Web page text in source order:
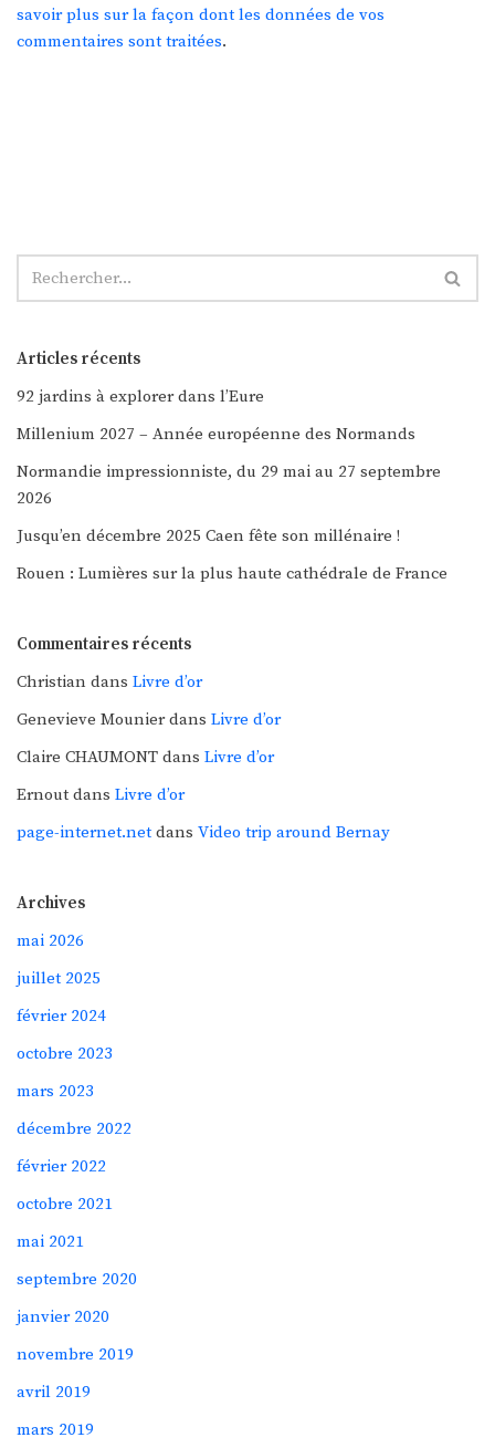
savoir plus sur la façon dont les données de vos
commentaires sont traitées.
Articles récents
92 jardins à explorer dans l’Eure
Millenium 2027 – Année européenne des Normands
Normandie impressionniste, du 29 mai au 27 septembre
2026
Jusqu’en décembre 2025 Caen fête son millénaire !
Rouen : Lumières sur la plus haute cathédrale de France
Commentaires récents
Christian dans Livre d’or
Genevieve Mounierdans Livre d’or
Claire CHAUMONT dans Livre d’or
Ernout dans Livre d’or
page-internet.net dans Video trip around Bernay
Archives
mai 2026
juillet 2025
février 2024
octobre 2023
mars 2023
décembre 2022
février 2022
octobre 2021
mai 2021
septembre 2020
janvier 2020
novembre 2019
avril 2019
mars 2019